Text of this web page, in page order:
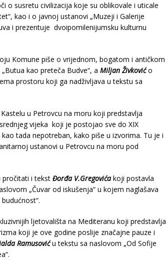
o susretu civilizacija koje su oblikovale i uticale
kao i o javnoj ustanovi „Muzeji i Galerije
i prezentuje dvoipomilenijumsku kulturnu
Komune piše o vrijednom, bogatom i antičkom
kao preteča Budve“, a Miljan Živkovićo
prostoru koji ga nadživljava u tekstu sa
u Petrovcu na moru koji predstavlja
vijeka koji je postojao sve do XIX
tada nepotreban, kako piše u izvorima. Tu je i
ustanovi u Petrovcu na moru pod
pročitati i tekst Đorđa V.Gregovićakoji postavla
„Čuvar od iskušenja“ u kojem naglašava
ljetovališta na Mediteranu koji predstavlja
koji je ove godine poslije značajne pauze i
Ramusoviću tekstu sa naslovom „Od Sofije